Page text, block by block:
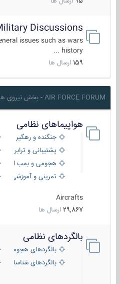
Military Discussions
issues such as wars
history ...
159 ارسال ها
AIR FORCE FORUM - بخش نیروی هوایی
هواپیماهای نظامی
جنگنده و رهگیر
پشتیبانی و ترابری
هجومی و بمب افکن
تمرینی و آموزشی
Aircrafts
29,867 ارسال ها
بالگردهای نظامی
بالگردهای هجومی
بالگردهای شناسایی